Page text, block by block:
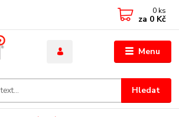
Menu
Hledat
0 ks
za 0 Kč